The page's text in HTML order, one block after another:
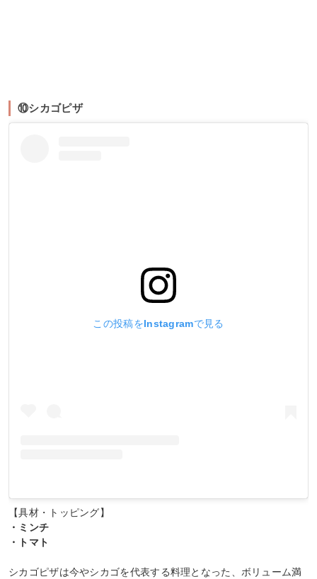
⑩シカゴピザ
この投稿をInstagramで見る
【具材・トッピング】
・ミンチ
・トマト
シカゴピザは今やシカゴを代表する料理となった、ボリューム満